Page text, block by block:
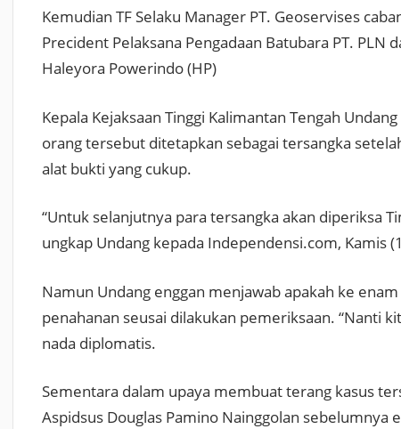
Kemudian TF Selaku Manager PT. Geoservises
Precident Pelaksana Pengadaan Batubara PT. PLN
Haleyora Powerindo (HP)
Kepala Kejaksaan Tinggi Kalimantan Tengah
orang tersebut ditetapkan sebagai tersangka
alat bukti yang cukup.
“Untuk selanjutnya para tersangka akan diperiksa
ungkap Undang kepada Independensi.com, Kamis
Namun Undang enggan menjawab apakah ke
penahanan seusai dilakukan pemeriksaan. “Nanti
nada diplomatis.
Sementara dalam upaya membuat terang kasus
Aspidsus Douglas Pamino Nainggolan sebelumnya